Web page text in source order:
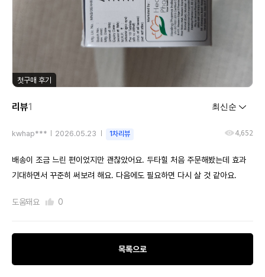
첫구매 후기
리뷰1
kwhap*** 2026.05.23 1차리뷰 4,652
배송이 조금 느린 편이었지만 괜찮았어요. 두타힐 처음 주문해봤는데 효과
기대하면서 꾸준히 써보려 해요. 다음에도 필요하면 다시 살 것 같아요.
도움돼요 0
목록으로